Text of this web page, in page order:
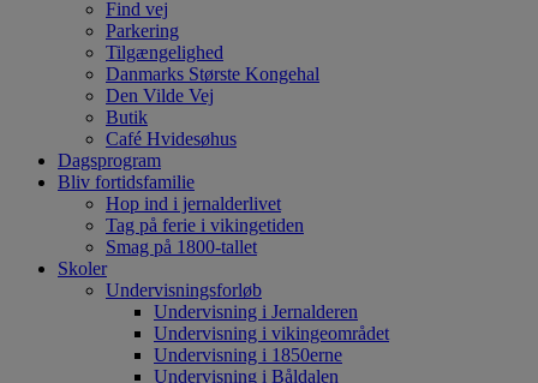
Find vej
Parkering
Tilgængelighed
Danmarks Største Kongehal
Den Vilde Vej
Butik
Café Hvidesøhus
Dagsprogram
Bliv fortidsfamilie
Hop ind i jernalderlivet
Tag på ferie i vikingetiden
Smag på 1800-tallet
Skoler
Undervisningsforløb
Undervisning i Jernalderen
Undervisning i vikingeområdet
Undervisning i 1850erne
Undervisning i Båldalen